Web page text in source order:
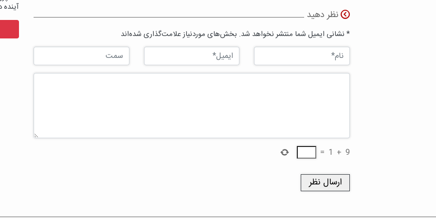
نظر دهید
* نشانی ایمیل شما منتشر نخواهد شد. بخش‌های موردنیاز علامت‌گذاری شده‌اند
9
+
1
=
آینده